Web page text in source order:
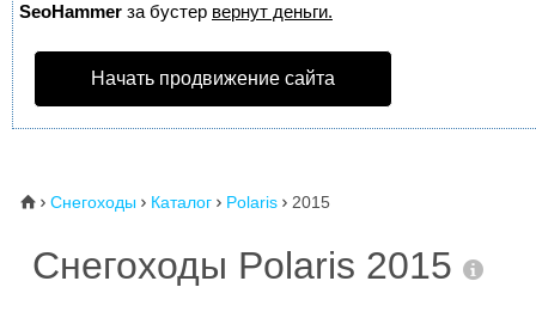
SeoHammer за бустер вернут деньги.
Начать продвижение сайта
⌂  Снегоходы  Каталог  Polaris  2015
Снегоходы Polaris 2015